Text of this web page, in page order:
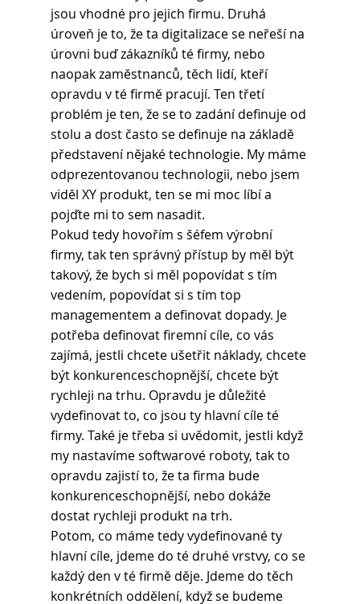
jsou vhodné pro jejich firmu. Druhá
úroveň je to, že ta digitalizace se neřeší na
úrovni buď zákazníků té firmy, nebo
naopak zaměstnanců, těch lidí, kteří
opravdu v té firmě pracují. Ten třetí
problém je ten, že se to zadání definuje od
stolu a dost často se definuje na základě
představení nějaké technologie. My máme
odprezentovanou technologii, nebo jsem
viděl XY produkt, ten se mi moc líbí a
pojďte mi to sem nasadit.
Pokud tedy hovořím s šéfem výrobní
firmy, tak ten správný přístup by měl být
takový, že bych si měl popovídat s tím
vedením, popovídat si s tím top
managementem a definovat dopady. Je
potřeba definovat firemní cíle, co vás
zajímá, jestli chcete ušetřit náklady, chcete
být konkurenceschopnější, chcete být
rychleji na trhu. Opravdu je důležité
vydefinovat to, co jsou ty hlavní cíle té
firmy. Také je třeba si uvědomit, jestli když
my nastavíme softwarové roboty, tak to
opravdu zajistí to, že ta firma bude
konkurenceschopnější, nebo dokáže
dostat rychleji produkt na trh.
Potom, co máme tedy vydefinované ty
hlavní cíle, jdeme do té druhé vrstvy, co se
každý den v té firmě děje. Jdeme do těch
konkrétních oddělení, když se budeme